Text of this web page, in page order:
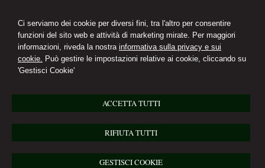
Ci serviamo dei cookie per diversi fini, tra l'altro per consentire
funzioni del sito web e attività di marketing mirate. Per maggiori
informazioni, riveda la nostra informativa sulla privacy e sui
cookie. Può gestire le impostazioni relative ai cookie, cliccando su
'Gestisci Cookie'
ACCETTA TUTTI
RIFIUTA TUTTI
GESTISCI COOKIE